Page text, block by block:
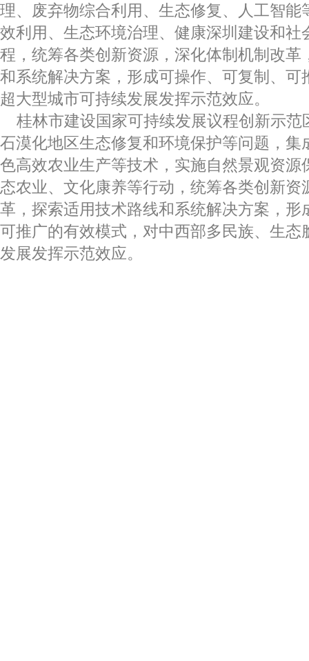
理、废弃物综合利用、生态修复、人工智能
效利用、生态环境治理、健康深圳建设和社
程，统筹各类创新资源，深化体制机制改革
和系统解决方案，形成可操作、可复制、可
超大型城市可持续发展发挥示范效应。
桂林市建设国家可持续发展议程创新示范
石漠化地区生态修复和环境保护等问题，集
色高效农业生产等技术，实施自然景观资源
态农业、文化康养等行动，统筹各类创新资
革，探索适用技术路线和系统解决方案，形
可推广的有效模式，对中西部多民族、生态
发展发挥示范效应。